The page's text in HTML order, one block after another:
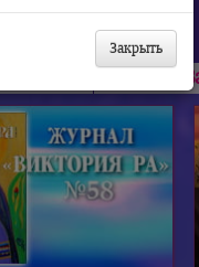
Матери Мира.
Видео, Аудио и др.Закрыть